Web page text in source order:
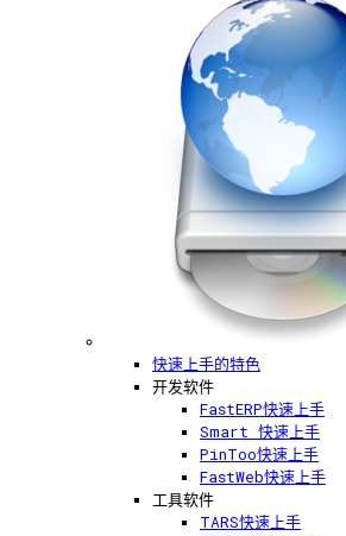
快速上手的特色
开发软件
FastERP快速上手
Smart 快速上手
PinToo快速上手
FastWeb快速上手
工具软件
TARS快速上手